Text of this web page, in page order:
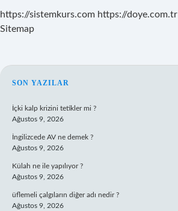
https://sistemkurs.com https://doye.com.tr
Sitemap
SIDEBAR
SON YAZILAR
İçki kalp krizini tetikler mi ?
Ağustos 9, 2026
İngilizcede AV ne demek ?
Ağustos 9, 2026
Külah ne ile yapılıyor ?
Ağustos 9, 2026
üflemeli çalgıların diğer adı nedir ?
Ağustos 9, 2026